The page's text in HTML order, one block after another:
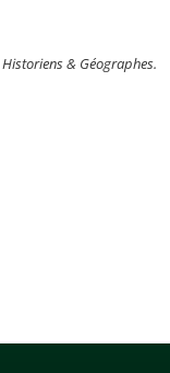
Historiens & Géographes.